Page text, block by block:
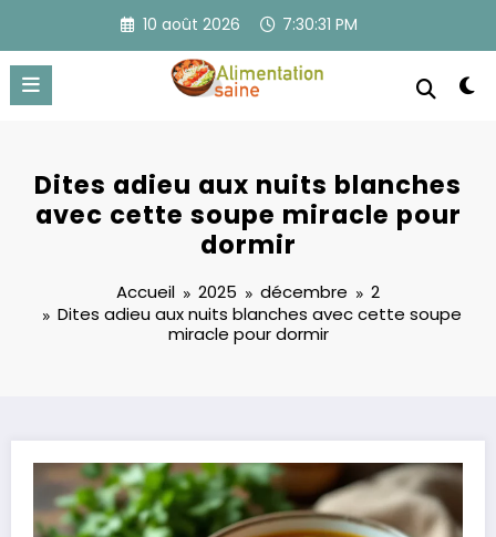
contenu
10 août 2026 7:30:31 PM
Dites adieu aux nuits blanches
avec cette soupe miracle pour
dormir
Accueil 2025 décembre
2
Dites adieu aux nuits blanches avec cette soupe
miracle pour dormir